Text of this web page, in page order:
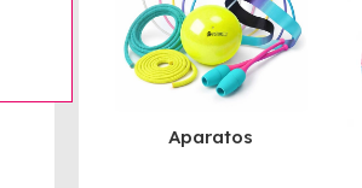
Aparatos